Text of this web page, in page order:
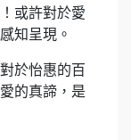
或許對於愛
知呈現。
於怡惠的百
的真諦，是